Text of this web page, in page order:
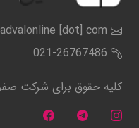
[dot] com
021-26767486
کلیه حقوق برای شرکت